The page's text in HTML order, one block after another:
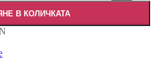
В КОЛИЧКАТА